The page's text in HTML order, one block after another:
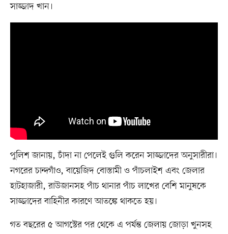
সাজ্জাদ খান।
পুলিশ জানায়, চাঁদা না পেলেই গুলি করেন সাজ্জাদের অনুসারীরা।
নগরের চান্দগাঁও, বায়েজিদ বোস্তামী ও পাঁচলাইশ এবং জেলার
হাটহাজারী, রাউজানসহ পাঁচ থানার পাঁচ লাখের বেশি মানুষকে
সাজ্জাদের বাহিনীর কারণে আতঙ্কে থাকতে হয়।
গত বছরের ৫ আগস্টের পর থেকে এ পর্যন্ত জেলায় জোড়া খুনসহ